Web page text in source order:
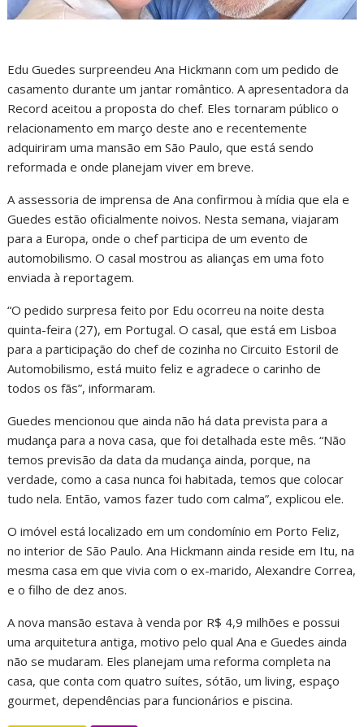
Edu Guedes surpreendeu Ana Hickmann com um pedido de
casamento durante um jantar romântico. A apresentadora da
Record aceitou a proposta do chef. Eles tornaram público o
relacionamento em março deste ano e recentemente
adquiriram uma mansão em São Paulo, que está sendo
reformada e onde planejam viver em breve.
A assessoria de imprensa de Ana confirmou à mídia que ela e
Guedes estão oficialmente noivos. Nesta semana, viajaram
para a Europa, onde o chef participa de um evento de
automobilismo. O casal mostrou as alianças em uma foto
enviada à reportagem.
“O pedido surpresa feito por Edu ocorreu na noite desta
quinta-feira (27), em Portugal. O casal, que está em Lisboa
para a participação do chef de cozinha no Circuito Estoril de
Automobilismo, está muito feliz e agradece o carinho de
todos os fãs”, informaram.
Guedes mencionou que ainda não há data prevista para a
mudança para a nova casa, que foi detalhada este mês. “Não
temos previsão da data da mudança ainda, porque, na
verdade, como a casa nunca foi habitada, temos que colocar
tudo nela. Então, vamos fazer tudo com calma”, explicou ele.
O imóvel está localizado em um condomínio em Porto Feliz,
no interior de São Paulo. Ana Hickmann ainda reside em Itu, na
mesma casa em que vivia com o ex-marido, Alexandre Correa,
e o filho de dez anos.
A nova mansão estava à venda por R$ 4,9 milhões e possui
uma arquitetura antiga, motivo pelo qual Ana e Guedes ainda
não se mudaram. Eles planejam uma reforma completa na
casa, que conta com quatro suítes, sótão, um living, espaço
gourmet, dependências para funcionários e piscina.